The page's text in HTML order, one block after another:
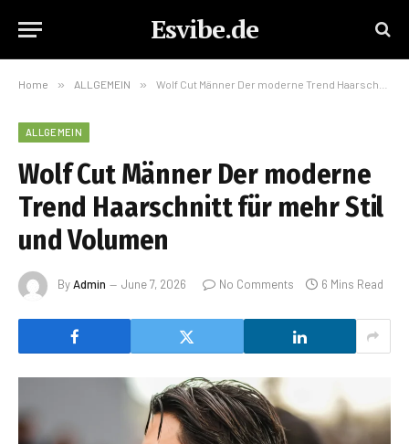
Esvibe.de
Home » ALLGEMEIN » Wolf Cut Männer Der moderne Trend Haarschnitt für mehr Stil und Volumen
ALLGEMEIN
Wolf Cut Männer Der moderne
Trend Haarschnitt für mehr Stil
und Volumen
ByAdmin June 7, 2026 No Comments 6 Mins Read